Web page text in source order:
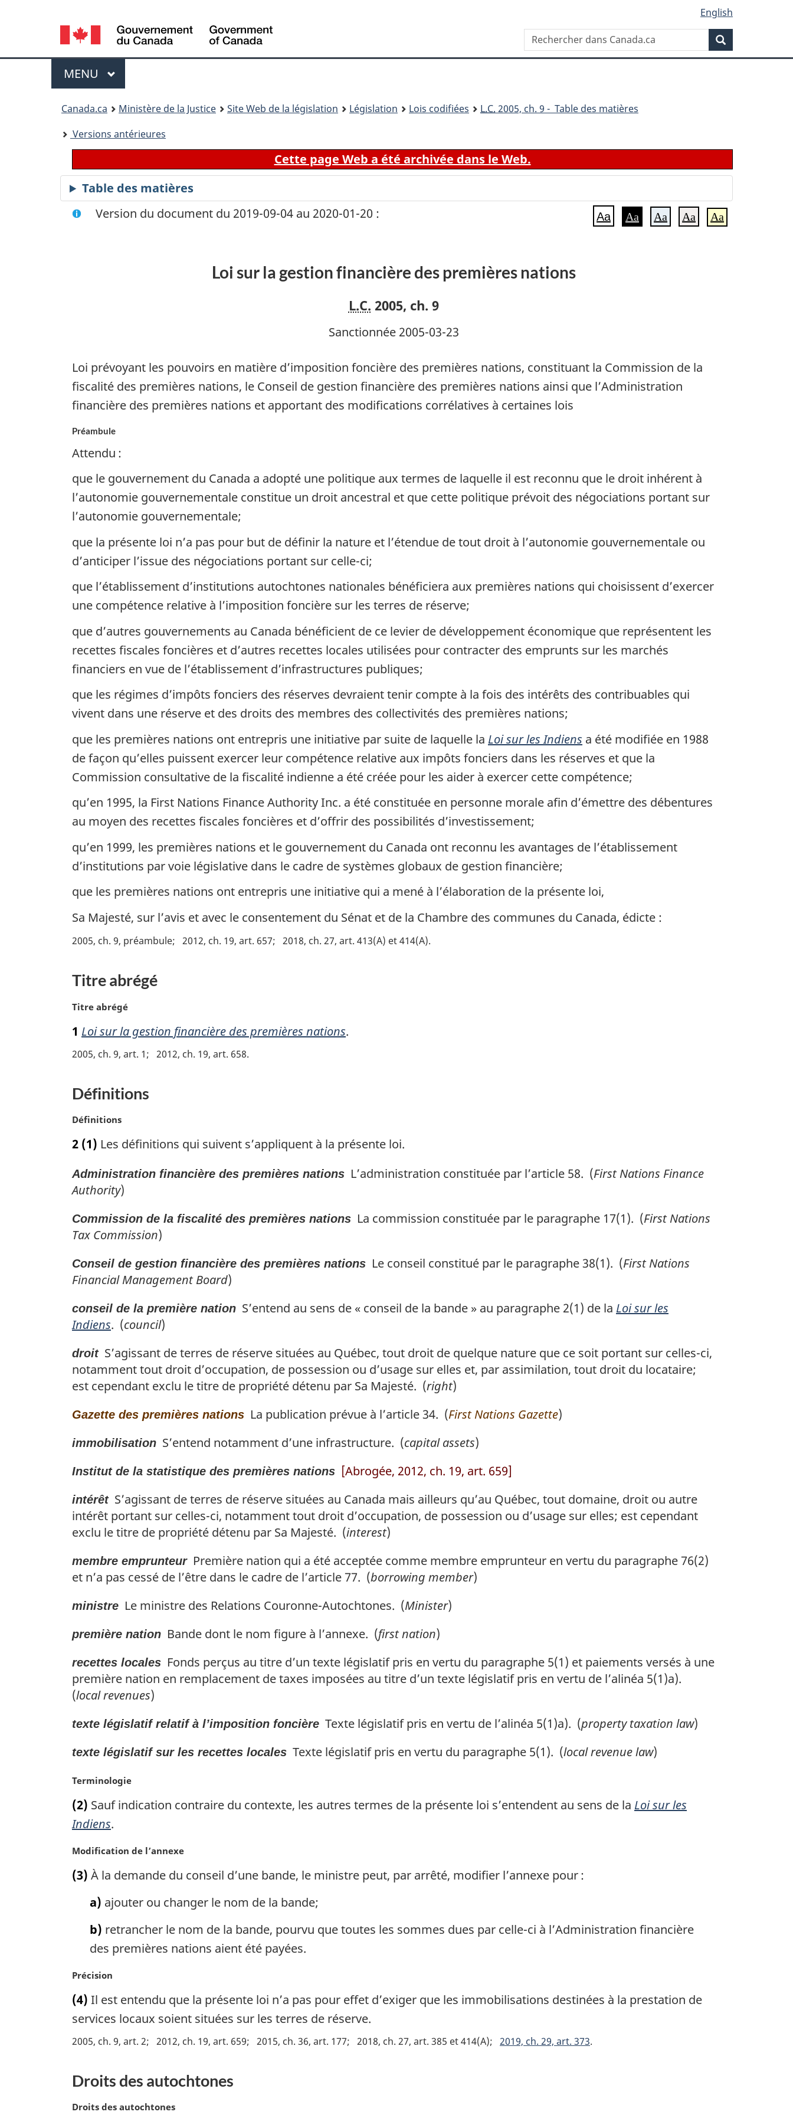
principal
À
site
version
Language
selection
English
Rechercher
dans
Canada.ca
Menu
MENU PRINCIPAL
Canada.ca Ministère de la Justice Site Web de la législation Législation Lois codifiées L.C. 2005, ch. 9 - Table des matières
Versions antérieures
Cette page Web a été archivée dans le Web.
Table des matières
Aa Aa Aa Aa Aa
Version du document du 2019-09-04 au 2020-01-20 :
Loi sur la gestion financière des premières nations
L.C. 2005, ch. 9
Sanctionnée 2005-03-23
Loi prévoyant les pouvoirs en matière d’imposition foncière des premières nations, constituant la Commission de la
fiscalité des premières nations, le Conseil de gestion financière des premières nations ainsi que l’Administration
financière des premières nations et apportant des modifications corrélatives à certaines lois
Préambule
Attendu :
que le gouvernement du Canada a adopté une politique aux termes de laquelle il est reconnu que le droit inhérent à
l’autonomie gouvernementale constitue un droit ancestral et que cette politique prévoit des négociations portant sur
l’autonomie gouvernementale;
que la présente loi n’a pas pour but de définir la nature et l’étendue de tout droit à l’autonomie gouvernementale ou
d’anticiper l’issue des négociations portant sur celle-ci;
que l’établissement d’institutions autochtones nationales bénéficiera aux premières nations qui choisissent d’exercer
une compétence relative à l’imposition foncière sur les terres de réserve;
que d’autres gouvernements au Canada bénéficient de ce levier de développement économique que représentent les
recettes fiscales foncières et d’autres recettes locales utilisées pour contracter des emprunts sur les marchés
financiers en vue de l’établissement d’infrastructures publiques;
que les régimes d’impôts fonciers des réserves devraient tenir compte à la fois des intérêts des contribuables qui
vivent dans une réserve et des droits des membres des collectivités des premières nations;
que les premières nations ont entrepris une initiative par suite de laquelle la Loi sur les Indiens a été modifiée en 1988
de façon qu’elles puissent exercer leur compétence relative aux impôts fonciers dans les réserves et que la
Commission consultative de la fiscalité indienne a été créée pour les aider à exercer cette compétence;
qu’en 1995, la First Nations Finance Authority Inc. a été constituée en personne morale afin d’émettre des débentures
au moyen des recettes fiscales foncières et d’offrir des possibilités d’investissement;
qu’en 1999, les premières nations et le gouvernement du Canada ont reconnu les avantages de l’établissement
d’institutions par voie législative dans le cadre de systèmes globaux de gestion financière;
que les premières nations ont entrepris une initiative qui a mené à l’élaboration de la présente loi,
Sa Majesté, sur l’avis et avec le consentement du Sénat et de la Chambre des communes du Canada, édicte :
2005, ch. 9, préambule 2012, ch. 19, art. 657 2018, ch. 27, art. 413(A) et 414(A)
Titre abrégé
N
t
m
r
g
i
a
e
Titre abrégé
1 Loi sur la gestion financière des premières nations.
2005, ch. 9, art. 1 2012, ch. 19, art. 658
Définitions
N
t
m
a
g
i
n
l
e
Définitions
2 (1) Les définitions qui suivent s’appliquent à la présente loi.
Administration financière des premières nations L’administration constituée par l’article 58. (First Nations Finance
Authority)
Commission de la fiscalité des premières nations La commission constituée par le paragraphe 17(1). (First Nations
Tax Commission)
Conseil de gestion financière des premières nations Le conseil constitué par le paragraphe 38(1). (First Nations
Financial Management Board)
conseil de la première nation S’entend au sens de « conseil de la bande » au paragraphe 2(1) de la Loi sur les
Indiens. (council)
droitS’agissant de terres de réserve situées au Québec, tout droit de quelque nature que ce soit portant sur celles-ci,
notamment tout droit d’occupation, de possession ou d’usage sur elles et, par assimilation, tout droit du locataire;
est cependant exclu le titre de propriété détenu par Sa Majesté. (right)
Gazette des premières nations La publication prévue à l’article 34. (First Nations Gazette)
immobilisation S’entend notamment d’une infrastructure. (capital assets)
Institut de la statistique des premières nations [Abrogée, 2012, ch. 19, art. 659]
intérêtS’agissant de terres de réserve situées au Canada mais ailleurs qu’au Québec, tout domaine, droit ou autre
intérêt portant sur celles-ci, notamment tout droit d’occupation, de possession ou d’usage sur elles; est cependant
exclu le titre de propriété détenu par Sa Majesté. (interest)
membre emprunteurPremière nation qui a été acceptée comme membre emprunteur en vertu du paragraphe 76(2)
et n’a pas cessé de l’être dans le cadre de l’article 77. (borrowing member)
ministre Le ministre des Relations Couronne-Autochtones. (Minister)
première nation Bande dont le nom figure à l’annexe. (first nation)
recettes locales Fonds perçus au titre d’un texte législatif pris en vertu du paragraphe 5(1) et paiements versés à une
première nation en remplacement de taxes imposées au titre d’un texte législatif pris en vertu de l’alinéa 5(1)a).
(local revenues)
texte législatif relatif à l’imposition foncière Texte législatif pris en vertu de l’alinéa 5(1)a). (property taxation law)
texte législatif sur les recettes locales Texte législatif pris en vertu du paragraphe 5(1). (local revenue law)
N
t
e
a
g
Terminologie
(2) Sauf indication contraire du contexte, les autres termes de la présente loi s’entendent au sens de la Loi sur les
Indiens.
N
t
n
l
e
Modification de l’annexe
(3) À la demande du conseil d’une bande, le ministre peut, par arrêté, modifier l’annexe pour :
a) ajouter ou changer le nom de la bande;
b) retrancher le nom de la bande, pourvu que toutes les sommes dues par celle-ci à l’Administration financière
des premières nations aient été payées.
N
t
e
a
a
Précision
(4) Il est entendu que la présente loi n’a pas pour effet d’exiger que les immobilisations destinées à la prestation de
services locaux soient situées sur les terres de réserve.
2005, ch. 9, art. 2 2012, ch. 19, art. 659 2015, ch. 36, art. 177 2018, ch. 27, art. 385 et 414(A) 2019, ch. 29, art. 373
Droits des autochtones
N
Droits des autochtones